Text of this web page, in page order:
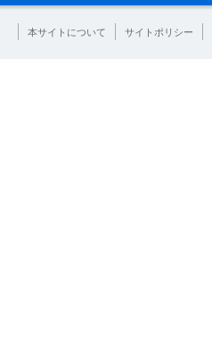
本サイトについて サイトポリシー